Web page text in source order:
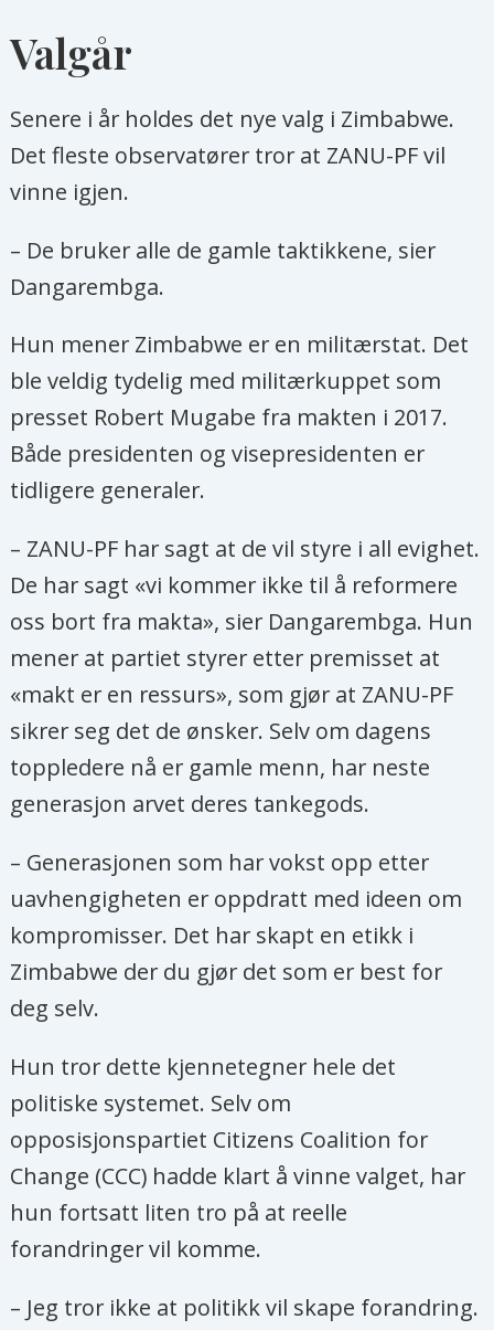
Valgår
Senere i år holdes det nye valg i Zimbabwe.
Det fleste observatører tror at ZANU-PF vil
vinne igjen.
– De bruker alle de gamle taktikkene, sier
Dangarembga.
Hun mener Zimbabwe er en militærstat. Det
ble veldig tydelig med militærkuppet som
presset Robert Mugabe fra makten i 2017.
Både presidenten og visepresidenten er
tidligere generaler.
– ZANU-PF har sagt at de vil styre i all evighet.
De har sagt «vi kommer ikke til å reformere
oss bort fra makta», sier Dangarembga. Hun
mener at partiet styrer etter premisset at
«makt er en ressurs», som gjør at ZANU-PF
sikrer seg det de ønsker. Selv om dagens
toppledere nå er gamle menn, har neste
generasjon arvet deres tankegods.
– Generasjonen som har vokst opp etter
uavhengigheten er oppdratt med ideen om
kompromisser. Det har skapt en etikk i
Zimbabwe der du gjør det som er best for
deg selv.
Hun tror dette kjennetegner hele det
politiske systemet. Selv om
opposisjonspartiet Citizens Coalition for
Change (CCC) hadde klart å vinne valget, har
hun fortsatt liten tro på at reelle
forandringer vil komme.
– Jeg tror ikke at politikk vil skape forandring.